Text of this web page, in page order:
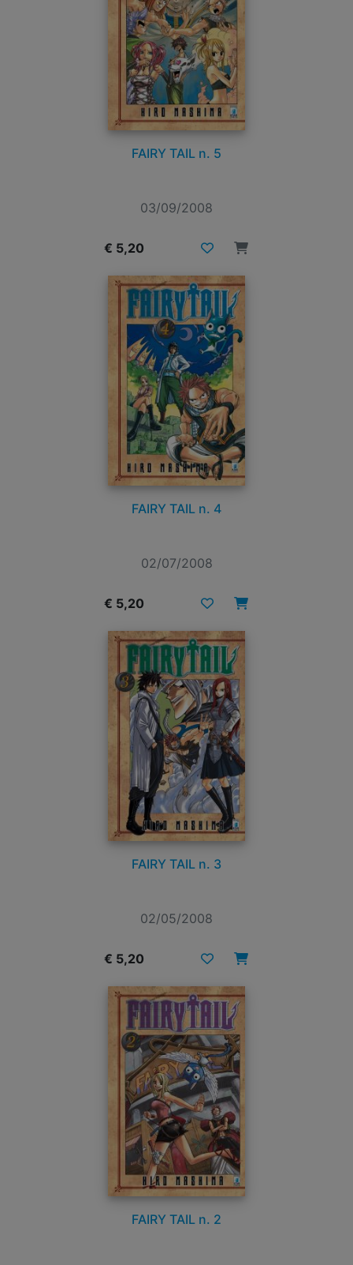
FAIRY TAIL n. 5
03/09/2008
€ 5,20
FAIRY TAIL n. 4
02/07/2008
€ 5,20
FAIRY TAIL n. 3
02/05/2008
€ 5,20
FAIRY TAIL n. 2